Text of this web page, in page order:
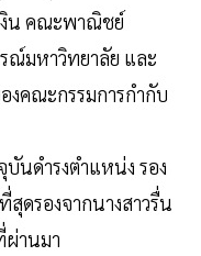
งิน คณะพาณิชย์
ณ์มหาวิทยาลัย และ
งคณะกรรมการกำกับ
นดำรงตำแหน่ง รอง
สุดรองจากนางสาวรื่น
ผ่านมา